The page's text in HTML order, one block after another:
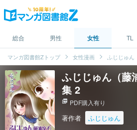
総合 男性 女性 TL
マンガ図書館Zトップ 女性漫画 ふじじゅ
ふじじゅん（藤
集 2
picture_as_pdf PDF購入有り
著作者 ふじじゅん